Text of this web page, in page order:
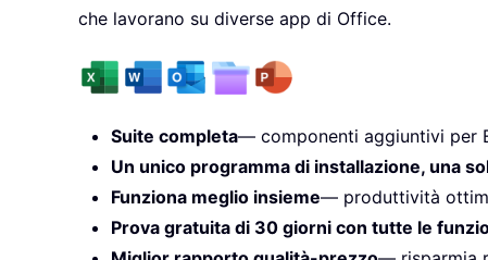
che lavorano su diverse app di Office.
Suite completa— componenti aggiuntivi per
Un unico programma di installazione, una
Funziona meglio insieme— produttività
Prova gratuita di 30 giorni con tutte le